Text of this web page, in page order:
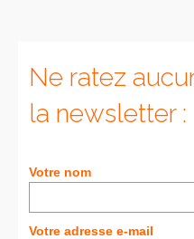
GUIDES FOOD
– Berlin
Ne ratez
la newsletter :
Votre nom
Votre adresse e-mail